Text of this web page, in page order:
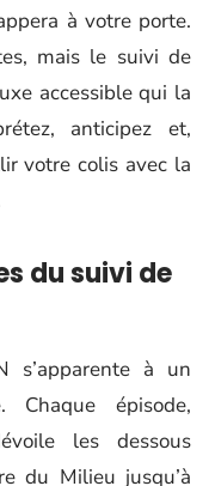
à votre porte.
mais le suivi de
accessible qui la
anticipez et,
votre colis avec la
du suivi de
s’apparente à un
Chaque épisode,
les dessous
du Milieu jusqu’à